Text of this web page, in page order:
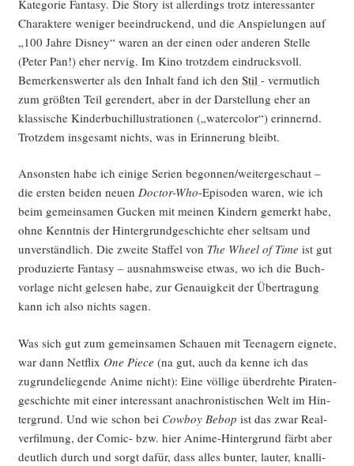
Sei­
te
der Macht“
Kate­go­rie Fan­ta­sy. Die Sto­ry ist aller­dings trotz inter­es­san­ter
Cha­rak­te­re weni­ger beein­dru­ckend, und die Anspie­lun­gen auf
„100 Jah­re Dis­ney“ waren an der einen oder ande­ren Stel­le
(Peter Pan!) eher ner­vig. Im Kino trotz­dem ein­drucks­voll.
Bemer­kens­wer­ter als den Inhalt fand ich den Stil - ver­mut­lich
zum größ­ten Teil ger­en­dert, aber in der Dar­stel­lung eher an
klas­si­sche Kin­der­buch­il­lus­tra­tio­nen („water­co­lor“) erin­nernd.
Trotz­dem ins­ge­samt nichts, was in Erin­ne­rung bleibt.
Ansons­ten habe ich eini­ge Seri­en begonnen/weitergeschaut –
die ers­ten bei­den neu­en Doc­tor-Who-Epi­so­den waren, wie ich
beim gemein­sa­men Gucken mit mei­nen Kin­dern gemerkt habe,
ohne Kennt­nis der Hin­ter­grund­ge­schich­te eher selt­sam und
unver­ständ­lich. Die zwei­te Staf­fel von The Wheel of Time ist gut
pro­du­zier­te Fan­ta­sy – aus­nahms­wei­se etwas, wo ich die Buch­
vor­la­ge nicht gele­sen habe, zur Genau­ig­keit der Über­tra­gung
kann ich also nichts sagen.
Was sich gut zum gemein­sa­men Schau­en mit Teen­agern eig­ne­te,
war dann Net­flix One Pie­ce (na gut, auch da ken­ne ich das
zugrun­de­lie­gen­de Ani­me nicht): Eine völ­li­ge über­dreh­te Pira­ten­
ge­schich­te mit einer inter­es­sant ana­chro­nis­ti­schen Welt im Hin­
ter­grund. Und wie schon bei Cow­boy Bebop ist das zwar Real­
ver­fil­mung, der Comic- bzw. hier Ani­me-Hin­ter­grund färbt aber
deut­lich durch und sorgt dafür, dass alles bun­ter, lau­ter, knal­li­